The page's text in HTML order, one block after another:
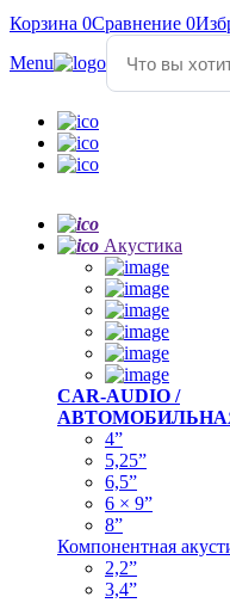
Корзина 0Сравнение 0
Menu
Акустика
CAR-AUDIO /
4”
5,25”
6,5”
6 × 9”
8”
Компонентная
2,2”
3,4”